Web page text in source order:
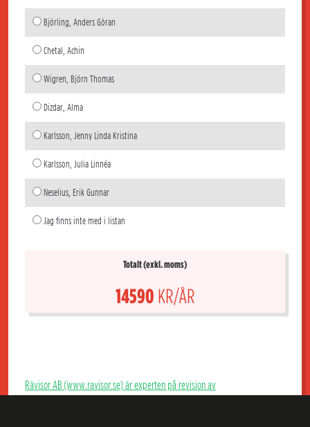
Björling, Anders Göran
Chetal, Achin
Wigren, Björn Thomas
Dizdar, Alma
Karlsson, Jenny Linda Kristina
Karlsson, Julia Linnéa
Neselius, Erik Gunnar
Jag finns inte med i listan
Totalt (exkl. moms)
14590 KR/ÅR
Rävisor AB (www.ravisor.se) är experten på revision av